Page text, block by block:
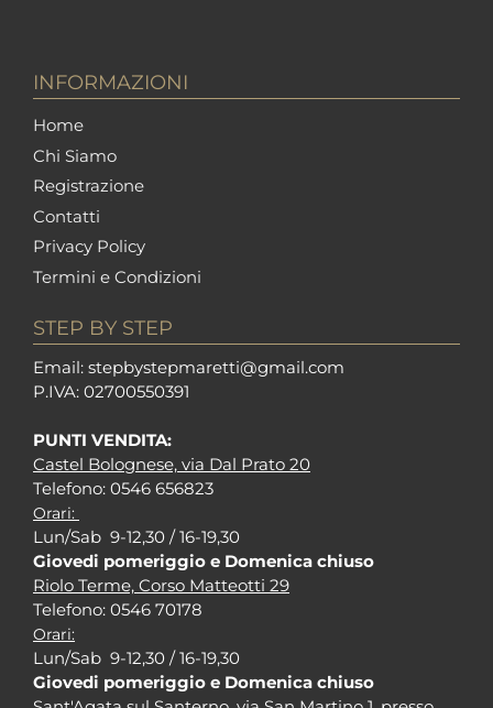
INFORMAZIONI
Home
Chi Siamo
Registrazione
Contatti
Privacy Policy
Termini e Condizioni
STEP BY STEP
Email: stepbystepmaretti@gmail.com
P.IVA: 02700550391
PUNTI VENDITA:
Castel Bolognese, via Dal Prato 20
Telefono: 0546 656823
Orari:
Lun/Sab 9-12,30 / 16-19,30
Giovedi pomeriggio e Domenica chiuso
Riolo Terme, Corso Matteotti 29
Telefono: 0546 70178
Orari:
Lun/Sab 9-12,30 / 16-19,30
Giovedi pomeriggio e Domenica chiuso